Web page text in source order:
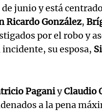
junio y está
Ricardo González,
por el robo y
su esposa,
PaganiyClaudio
a la pena